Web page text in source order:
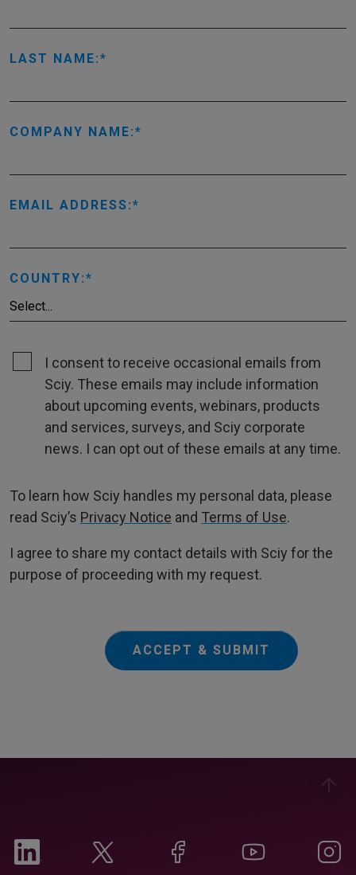
LAST NAME:
COMPANY NAME:
EMAIL ADDRESS:
COUNTRY:
I consent to receive occasional emails from
Sciy. These emails may include information
about upcoming events, webinars, products
and services, surveys, and Sciy corporate
news. I can opt out of these emails at any time.
To learn how Sciy handles my personal data, please
read Sciy’s Privacy Notice and Terms of Use.
I agree to share my contact details with Sciy for the
purpose of proceeding with my request.
ACCEPT & SUBMIT